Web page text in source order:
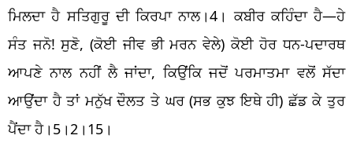
ਮਿਲਦਾ ਹੈ ਸਤਿਗੁਰੂ ਦੀ ਕਿਰਪਾ ਨਾਲ।4। ਕਬੀਰ ਕਹਿੰਦਾ ਹੈ—ਹੇ
ਸੰਤ ਜਨੋ! ਸੁਣੋ, (ਕੋਈ ਜੀਵ ਭੀ ਮਰਨ ਵੇਲੇ) ਕੋਈ ਹੋਰ ਧਨ-ਪਦਾਰਥ
ਆਪਣੇ ਨਾਲ ਨਹੀਂ ਲੈ ਜਾਂਦਾ, ਕਿਉਂਕਿ ਜਦੋਂ ਪਰਮਾਤਮਾ ਵਲੋਂ ਸੱਦਾ
ਆਉਂਦਾ ਹੈ ਤਾਂ ਮਨੁੱਖ ਦੌਲਤ ਤੇ ਘਰ (ਸਭ ਕੁਝ ਇਥੇ ਹੀ) ਛੱਡ ਕੇ ਤੁਰ
ਪੈਂਦਾ ਹੈ।5।2।15।